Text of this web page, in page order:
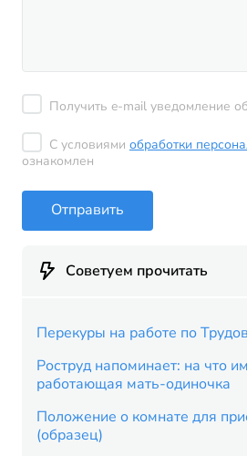
Получить e-mail уведомление
С условиями обработки
ознакомлен
Отправить
Советуем прочитать
Перекуры на работе по
Роструд напоминает: на что
работающая мать-одиночка
Положение о комнате для
(образец)